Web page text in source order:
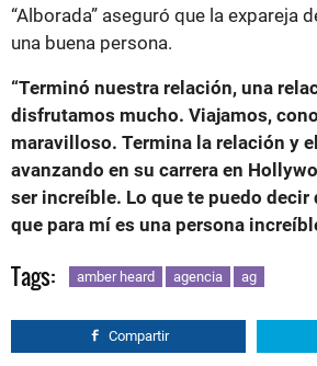
“Alborada” aseguró que la expareja
una buena persona.
“Terminó nuestra relación, una
disfrutamos mucho. Viajamos,
maravilloso. Termina la relación y
avanzando en su carrera en
ser increíble. Lo que te puedo decir
que para mí es una persona
Tags: amber heard agencia ag
Compartir